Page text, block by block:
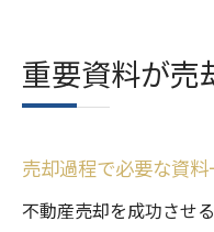
重要資料が売
売却過程で必要な資
不動産売却を成功させ